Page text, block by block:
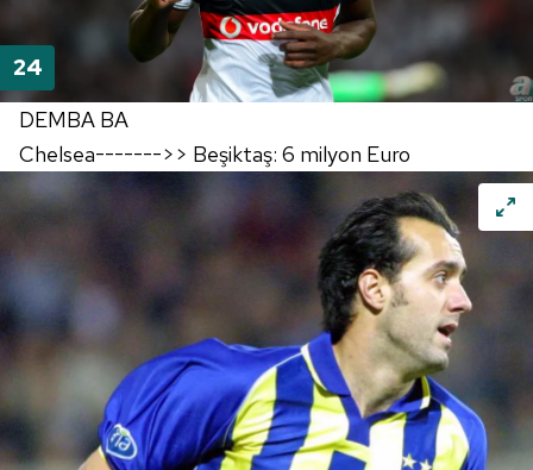
DEMBA BA
Chelsea------->> Beşiktaş: 6 milyon Euro